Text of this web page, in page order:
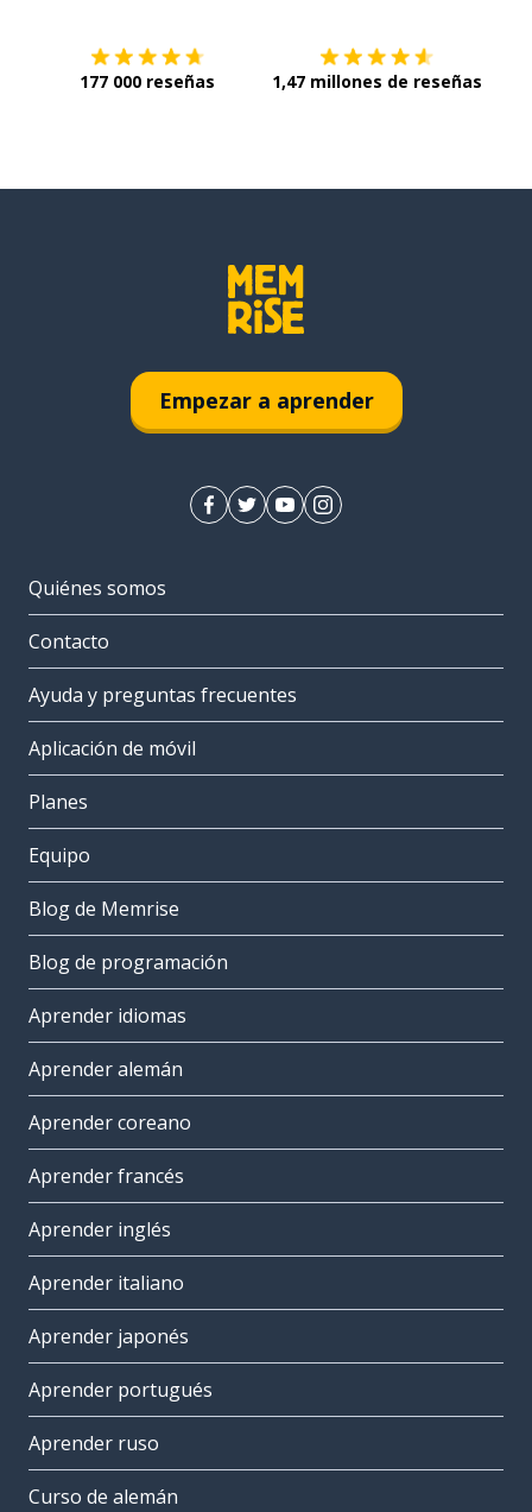
177 000 reseñas 1,47 millones de reseñas
Empezar a aprender
Quiénes somos
Contacto
Ayuda y preguntas frecuentes
Aplicación de móvil
Planes
Equipo
Blog de Memrise
Blog de programación
Aprender idiomas
Aprender alemán
Aprender coreano
Aprender francés
Aprender inglés
Aprender italiano
Aprender japonés
Aprender portugués
Aprender ruso
Curso de alemán